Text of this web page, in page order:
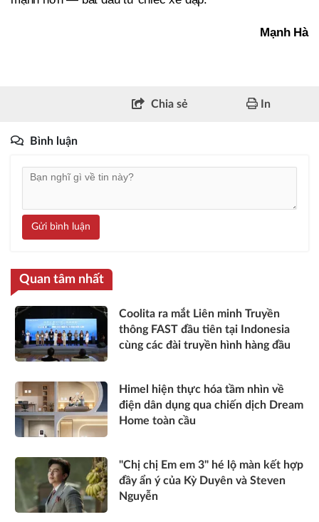
Mạnh Hà
Chia sẻ In
Bình luận
Gửi bình luận
Quan tâm nhất
Coolita ra mắt Liên minh Truyền
thông FAST đầu tiên tại Indonesia
cùng các đài truyền hình hàng đầu
Himel hiện thực hóa tầm nhìn về
điện dân dụng qua chiến dịch Dream
Home toàn cầu
"Chị chị Em em 3" hé lộ màn kết hợp
đầy ẩn ý của Kỳ Duyên và Steven
Nguyễn